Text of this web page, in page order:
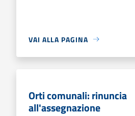
VAI ALLA PAGINA
Orti comunali: rinuncia
all'assegnazione